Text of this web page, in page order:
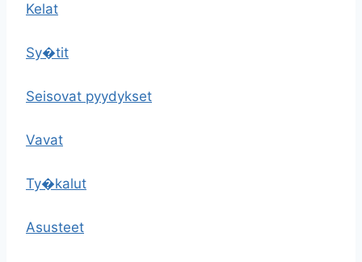
Kelat
Sy�tit
Seisovat pyydykset
Vavat
Ty�kalut
Asusteet